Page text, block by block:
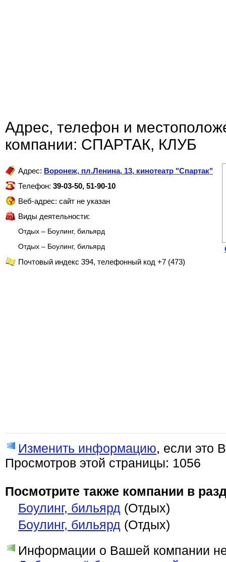
Адрес, телефон и
компании: СПАРТАК, КЛУБ
Адрес: Воронеж, пл.Ленина, 13, кинотеатр "Спартак"
Телефон: 39-03-50, 51-90-10
Веб-адрес: сайт не указан
Виды деятельности:
Отдых – Боулинг, бильярд
Отдых – Боулинг, бильярд
Почтовый индекс 394, телефонный код +7 (473)
Изменить информацию, если это
Просмотров этой страницы: 1056
Посмотрите также компании в
Боулинг, бильярд (Отдых)
Боулинг, бильярд (Отдых)
Информации о Вашей компании